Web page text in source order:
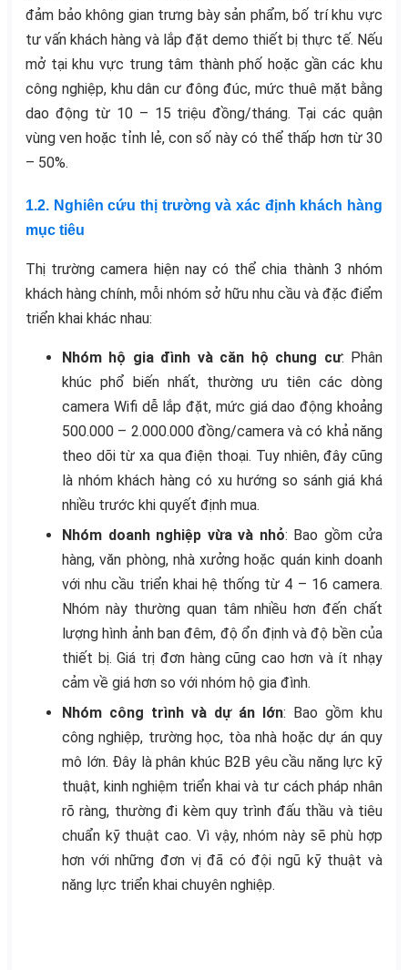
đảm bảo không gian trưng bày sản phẩm, bố trí khu vực
tư vấn khách hàng và lắp đặt demo thiết bị thực tế. Nếu
mở tại khu vực trung tâm thành phố hoặc gần các khu
công nghiệp, khu dân cư đông đúc, mức thuê mặt bằng
dao động từ 10 – 15 triệu đồng/tháng. Tại các quận
vùng ven hoặc tỉnh lẻ, con số này có thể thấp hơn từ 30
– 50%.
1.2. Nghiên cứu thị trường và xác định khách hàng
mục tiêu
Thị trường camera hiện nay có thể chia thành 3 nhóm
khách hàng chính, mỗi nhóm sở hữu nhu cầu và đặc điểm
triển khai khác nhau:
Nhóm hộ gia đình và căn hộ chung cư: Phân
khúc phổ biến nhất, thường ưu tiên các dòng
camera Wifi dễ lắp đặt, mức giá dao động khoảng
500.000 – 2.000.000 đồng/camera và có khả năng
theo dõi từ xa qua điện thoại. Tuy nhiên, đây cũng
là nhóm khách hàng có xu hướng so sánh giá khá
nhiều trước khi quyết định mua.
Nhóm doanh nghiệp vừa và nhỏ: Bao gồm cửa
hàng, văn phòng, nhà xưởng hoặc quán kinh doanh
với nhu cầu triển khai hệ thống từ 4 – 16 camera.
Nhóm này thường quan tâm nhiều hơn đến chất
lượng hình ảnh ban đêm, độ ổn định và độ bền của
thiết bị. Giá trị đơn hàng cũng cao hơn và ít nhạy
cảm về giá hơn so với nhóm hộ gia đình.
Nhóm công trình và dự án lớn: Bao gồm khu
công nghiệp, trường học, tòa nhà hoặc dự án quy
mô lớn. Đây là phân khúc B2B yêu cầu năng lực kỹ
thuật, kinh nghiệm triển khai và tư cách pháp nhân
rõ ràng, thường đi kèm quy trình đấu thầu và tiêu
chuẩn kỹ thuật cao. Vì vậy, nhóm này sẽ phù hợp
hơn với những đơn vị đã có đội ngũ kỹ thuật và
năng lực triển khai chuyên nghiệp.